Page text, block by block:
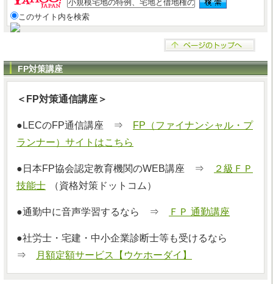
このサイト内を検索
FP対策講座
＜FP対策通信講座＞
●LECのFP通信講座 ⇒
FP（ファイナンシャル・プ
ランナー）サイトはこちら
●日本FP協会認定教育機関のWEB講座 ⇒
２級ＦＰ
技能士
（資格対策ドットコム）
●通勤中に音声学習するなら ⇒ ＦＰ 通勤講座
●社労士・宅建・中小企業診断士等も受けるなら
⇒
月額定額サービス【ウケホーダイ】